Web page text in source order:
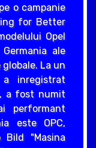
o campanie
for Better
Opel
ale
La un
inregistrat
a fost numit
performant
este OPC,
"Masina